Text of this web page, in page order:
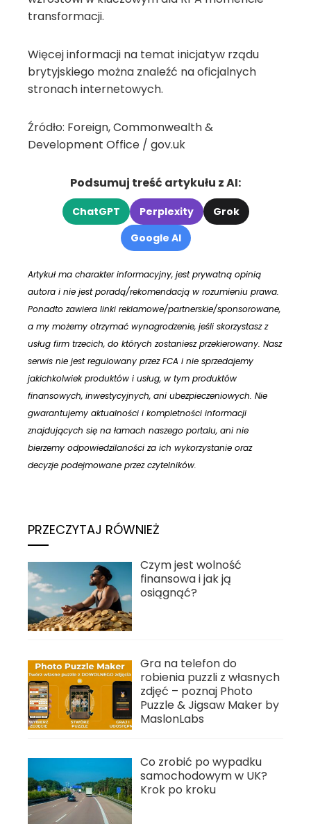
transformacji.
Więcej informacji na temat inicjatyw rządu
brytyjskiego można znaleźć na oficjalnych
stronach internetowych.
Źródło: Foreign, Commonwealth &
Development Office / gov.uk
Podsumuj treść artykułu z AI:
ChatGPT Perplexity
Grok
Google AI
Artykuł ma charakter informacyjny, jest prywatną opinią
autora i nie jest poradą/rekomendacją w rozumieniu prawa.
Ponadto zawiera linki reklamowe/partnerskie/sponsorowane,
a my możemy otrzymać wynagrodzenie, jeśli skorzystasz z
usług firm trzecich, do których zostaniesz przekierowany. Nasz
serwis nie jest regulowany przez FCA i nie sprzedajemy
jakichkolwiek produktów i usług, w tym produktów
finansowych, inwestycyjnych, ani ubezpieczeniowych. Nie
gwarantujemy aktualności i kompletności informacji
znajdujących się na łamach naszego portalu, ani nie
bierzemy odpowiedzilaności za ich wykorzystanie oraz
decyzje podejmowane przez czytelników.
PRZECZYTAJ RÓWNIEŻ
Czym jest wolność
finansowa i jak ją
osiągnąć?
Gra na telefon do
robienia puzzli z własnych
zdjęć – poznaj Photo
Puzzle & Jigsaw Maker by
MaslonLabs
Co zrobić po wypadku
samochodowym w UK?
Krok po kroku